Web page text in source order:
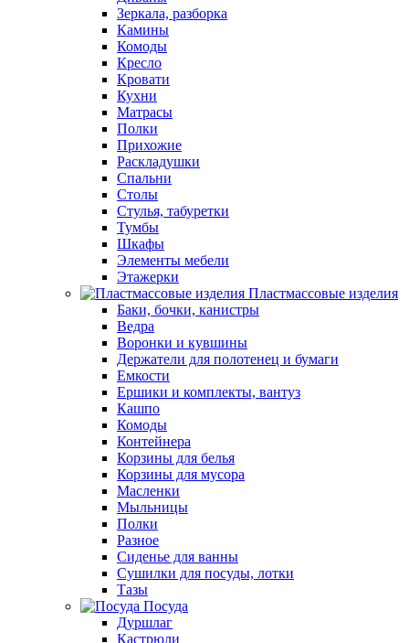
Зеркала, разборка
Камины
Комоды
Кресло
Кровати
Кухни
Матрасы
Полки
Прихожие
Раскладушки
Спальни
Столы
Стулья, табуретки
Тумбы
Шкафы
Элементы мебели
Этажерки
Пластмассовые изделия
Баки, бочки, канистры
Ведра
Воронки и кувшины
Держатели для полотенец и бумаги
Емкости
Ершики и комплекты, вантуз
Кашпо
Комоды
Контейнера
Корзины для белья
Корзины для мусора
Масленки
Мыльницы
Полки
Разное
Сиденье для ванны
Сушилки для посуды, лотки
Тазы
Посуда
Дуршлаг
Кастрюли